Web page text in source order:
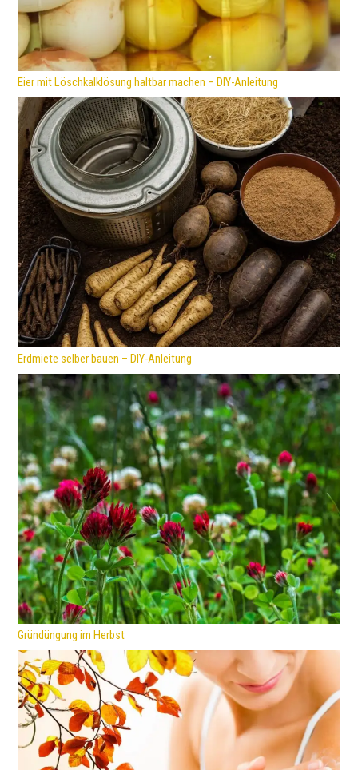
Eier mit Löschkalklösung haltbar machen – DIY-Anleitung
Erdmiete selber bauen – DIY-Anleitung
Gründüngung im Herbst